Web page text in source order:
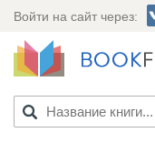
Войти на сайт через: